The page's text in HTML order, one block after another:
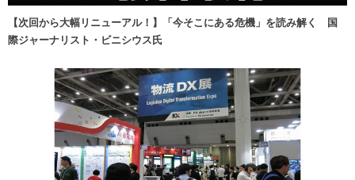
【次回から大幅リニューアル！】「今そこにある危機」を読み解く 国
際ジャーナリスト・ビニシウス氏